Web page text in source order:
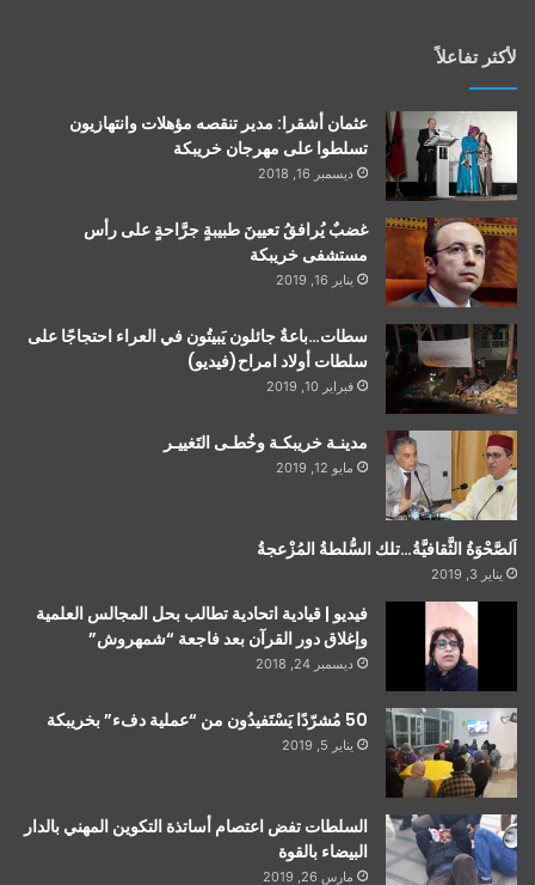
لأكثر تفاعلاً
عثمان أشقرا: مدير تنقصه مؤهلات وانتهازيون
تسلطوا على مهرجان خريبكة
ديسمبر 16, 2018
غضبٌ يُرافقُ تعيينَ طبيبةٍ جرَّاحةٍ على رأس
مستشفى خريبكة
يناير 16, 2019
سطات…باعةٌ جائلون يَبيتُون في العراء احتجاجًا على
سلطات أولاد امراح(فيديو)
فبراير 10, 2019
مدينـة خريبكـة وخُطـى التَغييـر
مايو 12, 2019
اَلصَّحْوَةُ الثَّقافيَّةُ…تلك السُّلطةُ المُزْعجةُ
يناير 3, 2019
فيديو | قيادية اتحادية تطالب بحل المجالس العلمية
وإغلاق دور القرآن بعد فاجعة “شمهروش”
ديسمبر 24, 2018
50 مُشرّدًا يَسْتَفيدُون من “عملية دفء” بخريبكة
يناير 5, 2019
السلطات تفض اعتصام أساتذة التكوين المهني بالدار
البيضاء بالقوة
مارس 26, 2019